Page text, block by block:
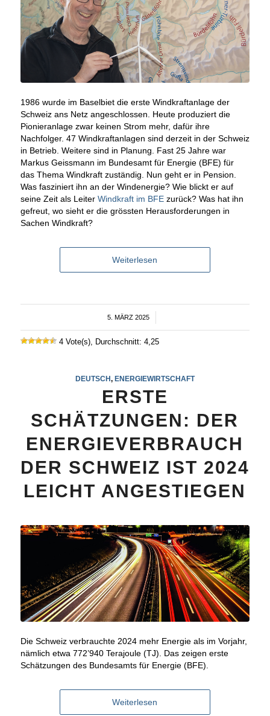
1986 wurde im Baselbiet die erste Windkraftanlage der
Schweiz ans Netz angeschlossen. Heute produziert die
Pionieranlage zwar keinen Strom mehr, dafür ihre
Nachfolger. 47 Windkraftanlagen sind derzeit in der Schweiz
in Betrieb. Weitere sind in Planung. Fast 25 Jahre war
Markus Geissmann im Bundesamt für Energie (BFE) für
das Thema Windkraft zuständig. Nun geht er in Pension.
Was fasziniert ihn an der Windenergie? Wie blickt er auf
seine Zeit als Leiter Windkraft im BFEzurück? Was hat ihn
gefreut, wo sieht er die grössten Herausforderungen in
Sachen Windkraft?
Weiterlesen
5. MÄRZ 2025
/
4 Vote(s), Durchschnitt: 4,25
DEUTSCH, ENERGIEWIRTSCHAFT
ERSTE
SCHÄTZUNGEN: DER
ENERGIEVERBRAUCH
DER SCHWEIZ IST 2024
LEICHT ANGESTIEGEN
Die Schweiz verbrauchte 2024 mehr Energie als im Vorjahr,
nämlich etwa 772’940 Terajoule (TJ). Das zeigen erste
Schätzungen des Bundesamts für Energie (BFE).
Weiterlesen